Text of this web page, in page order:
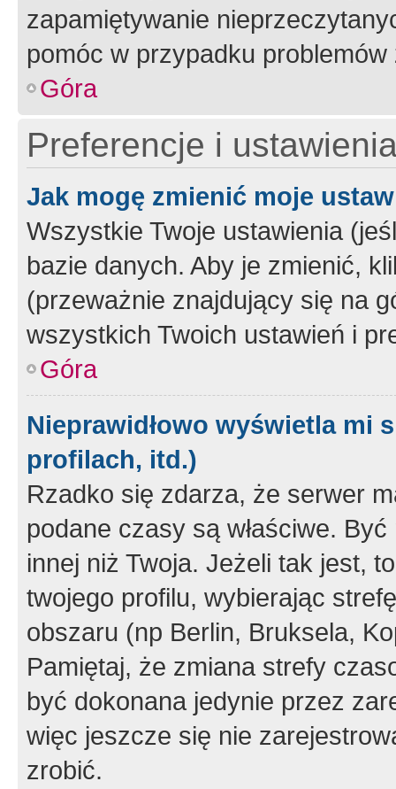
zapamiętywanie
pomóc w przypadku
Góra
Preferencje i
Jak mogę zmienić moje
Wszystkie Twoje ustawienia
bazie danych. Aby je zmienić,
(przeważnie znajdujący się na
wszystkich Twoich ustawień i
Góra
Nieprawidłowo wyświetla mi
profilach, itd.)
Rzadko się zdarza, że serwer
podane czasy są właściwe.
innej niż Twoja. Jeżeli tak jest,
twojego profilu, wybierając
obszaru (np Berlin, Bruksela,
Pamiętaj, że zmiana strefy
być dokonana jedynie przez
więc jeszcze się nie
zrobić.